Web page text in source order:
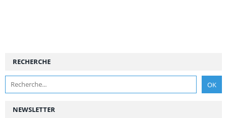
NEWSLETTER
RECHERCHE